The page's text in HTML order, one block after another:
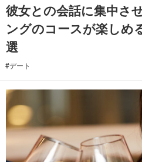
彼女との会話に集中さ
ングのコースが楽しめ
選
#デート